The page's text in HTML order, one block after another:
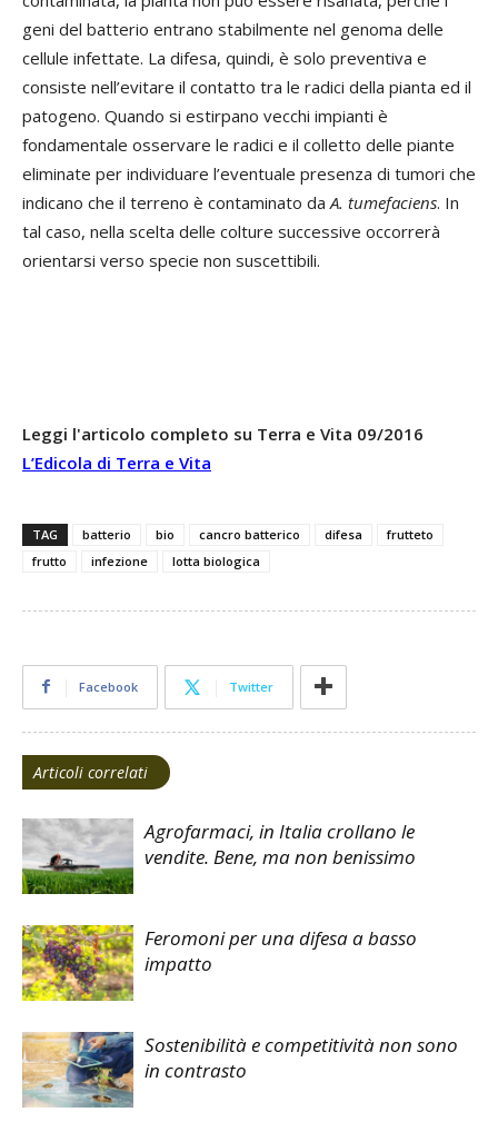
geni del batterio entrano stabilmente nel genoma delle
cellule infettate. La difesa, quindi, è solo preventiva e
consiste nell’evitare il contatto tra le radici della pianta ed il
patogeno. Quando si estirpano vecchi impianti è
fondamentale osservare le radici e il colletto delle piante
eliminate per individuare l’eventuale presenza di tumori che
indicano che il terreno è contaminato da A. tumefaciens. In
tal caso, nella scelta delle colture successive occorrerà
orientarsi verso specie non suscettibili.
Leggi l'articolo completo su Terra e Vita 09/2016
L’Edicola di Terra e Vita
TAG batterio bio cancro batterico difesa
frutteto
frutto
infezione lotta biologica
Facebook Twitter
Articoli correlati
Agrofarmaci, in Italia crollano le
vendite. Bene, ma non benissimo
Feromoni per una difesa a basso
impatto
Sostenibilità e competitività non sono
in contrasto